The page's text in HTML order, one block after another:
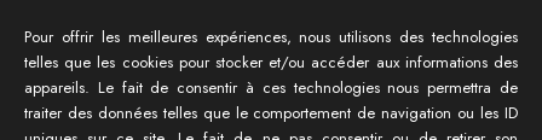
Pour offrir les meilleures expériences, nous utilisons des technologies
telles que les cookies pour stocker et/ou accéder aux informations des
appareils. Le fait de consentir à ces technologies nous permettra de
traiter des données telles que le comportement de navigation ou les ID
NAVIGATION
Tester mon SEO !